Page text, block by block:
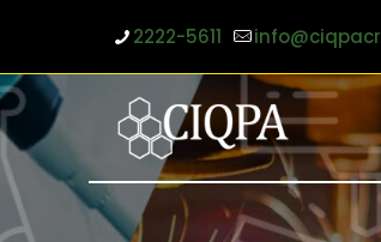
2222-5611